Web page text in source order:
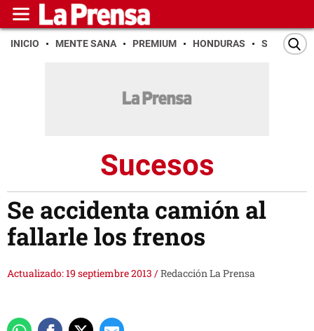
INICIO MENTE SANA PREMIUM HONDURAS SAN PEDRO
Sucesos
Se accidenta camión al
fallarle los frenos
Actualizado: 19 septiembre 2013 /Redacción La Prensa